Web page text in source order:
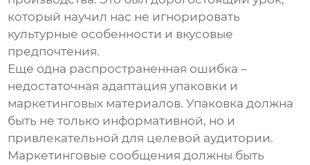
который научил нас не игнорировать
культурные особенности и вкусовые
предпочтения.
Еще одна распространенная ошибка –
недостаточная адаптация упаковки и
маркетинговых материалов. Упаковка должна
быть не только информативной, но и
привлекательной для целевой аудитории.
Маркетинговые сообщения должны быть